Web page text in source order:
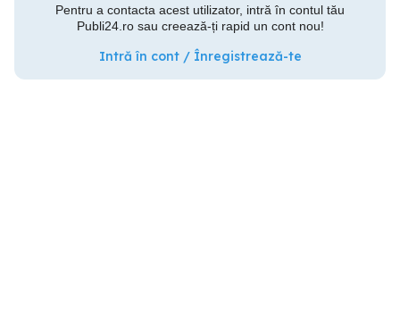
Pentru a contacta acest utilizator, intră în contul tău
Publi24.ro sau creează-ți rapid un cont nou!
Intră în cont / Înregistrează-te